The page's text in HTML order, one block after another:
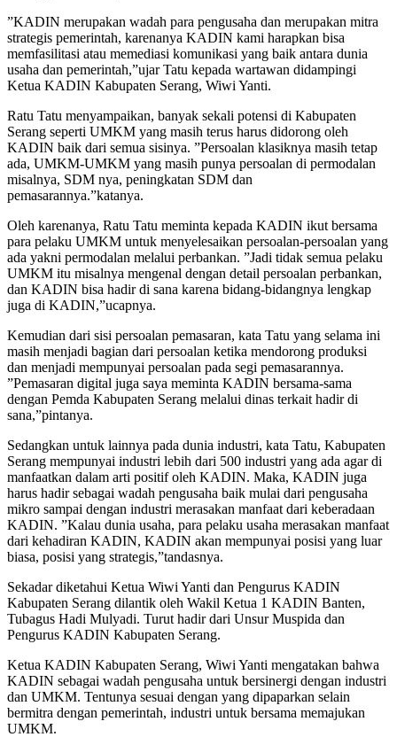
”KADIN merupakan wadah para pengusaha dan merupakan mitra
strategis pemerintah, karenanya KADIN kami harapkan bisa
memfasilitasi atau memediasi komunikasi yang baik antara dunia
usaha dan pemerintah,”ujar Tatu kepada wartawan didampingi
Ketua KADIN Kabupaten Serang, Wiwi Yanti.
Ratu Tatu menyampaikan, banyak sekali potensi di Kabupaten
Serang seperti UMKM yang masih terus harus didorong oleh
KADIN baik dari semua sisinya. ”Persoalan klasiknya masih tetap
ada, UMKM-UMKM yang masih punya persoalan di permodalan
misalnya, SDM nya, peningkatan SDM dan
pemasarannya.”katanya.
Oleh karenanya, Ratu Tatu meminta kepada KADIN ikut bersama
para pelaku UMKM untuk menyelesaikan persoalan-persoalan yang
ada yakni permodalan melalui perbankan. ”Jadi tidak semua pelaku
UMKM itu misalnya mengenal dengan detail persoalan perbankan,
dan KADIN bisa hadir di sana karena bidang-bidangnya lengkap
juga di KADIN,”ucapnya.
Kemudian dari sisi persoalan pemasaran, kata Tatu yang selama ini
masih menjadi bagian dari persoalan ketika mendorong produksi
dan menjadi mempunyai persoalan pada segi pemasarannya.
”Pemasaran digital juga saya meminta KADIN bersama-sama
dengan Pemda Kabupaten Serang melalui dinas terkait hadir di
sana,”pintanya.
Sedangkan untuk lainnya pada dunia industri, kata Tatu, Kabupaten
Serang mempunyai industri lebih dari 500 industri yang ada agar di
manfaatkan dalam arti positif oleh KADIN. Maka, KADIN juga
harus hadir sebagai wadah pengusaha baik mulai dari pengusaha
mikro sampai dengan industri merasakan manfaat dari keberadaan
KADIN. ”Kalau dunia usaha, para pelaku usaha merasakan manfaat
dari kehadiran KADIN, KADIN akan mempunyai posisi yang luar
biasa, posisi yang strategis,”tandasnya.
Sekadar diketahui Ketua Wiwi Yanti dan Pengurus KADIN
Kabupaten Serang dilantik oleh Wakil Ketua 1 KADIN Banten,
Tubagus Hadi Mulyadi. Turut hadir dari Unsur Muspida dan
Pengurus KADIN Kabupaten Serang.
Ketua KADIN Kabupaten Serang, Wiwi Yanti mengatakan bahwa
KADIN sebagai wadah pengusaha untuk bersinergi dengan industri
dan UMKM. Tentunya sesuai dengan yang dipaparkan selain
bermitra dengan pemerintah, industri untuk bersama memajukan
UMKM.